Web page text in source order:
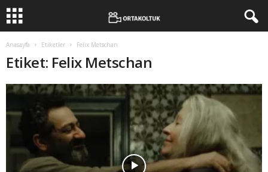
Anasayfa Etiketler Felix Metschan
Etiket: Felix Metschan